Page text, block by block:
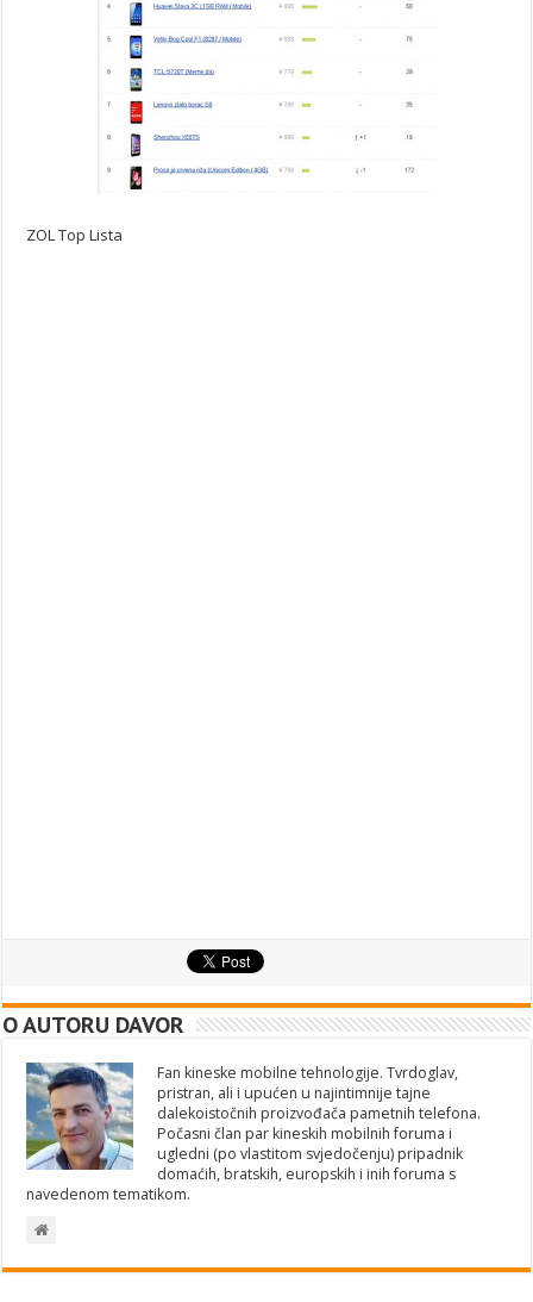
ZOL Top Lista
O AUTORU DAVOR
Fan kineske mobilne tehnologije. Tvrdoglav,
pristran, ali i upućen u najintimnije tajne
dalekoistočnih proizvođača pametnih telefona.
Počasni član par kineskih mobilnih foruma i
ugledni (po vlastitom svjedočenju) pripadnik
domaćih, bratskih, europskih i inih foruma s
navedenom tematikom.